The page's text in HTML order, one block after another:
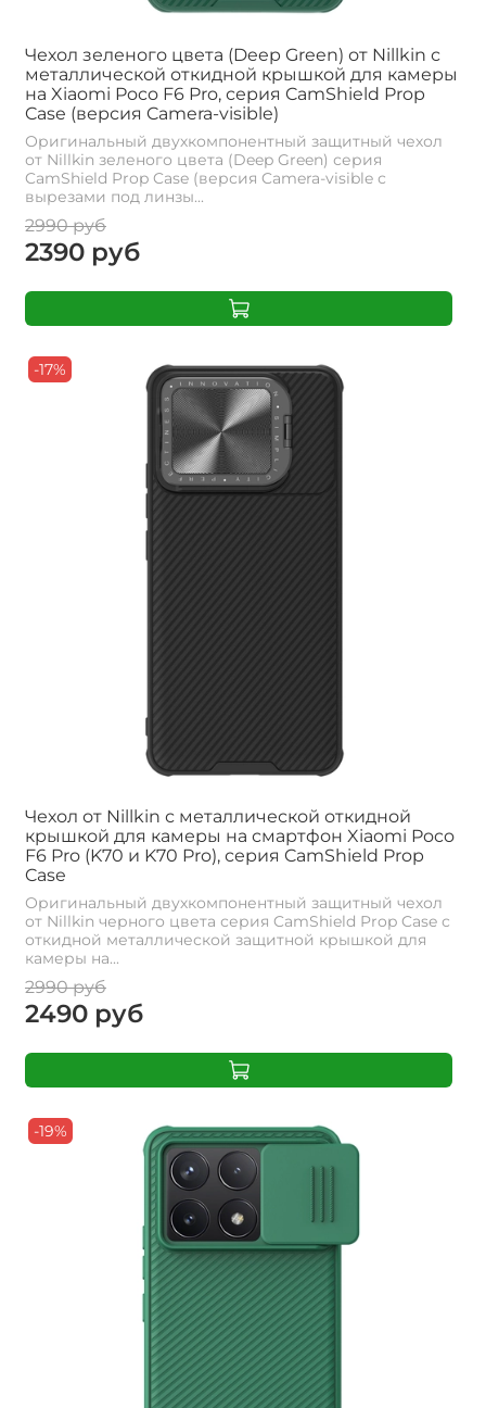
Чехол зеленого цвета (Deep Green) от Nillkin с
металлической откидной крышкой для камеры
на Xiaomi Poco F6 Pro, серия CamShield Prop
Case (версия Camera-visible)
Оригинальный двухкомпонентный защитный чехол
от Nillkin зеленого цвета (Deep Green) серия
CamShield Prop Case (версия Camera-visible с
вырезами под линзы...
2990 руб
2390 руб
-17%
Чехол от Nillkin с металлической откидной
крышкой для камеры на смартфон Xiaomi Poco
F6 Pro (K70 и K70 Pro), серия CamShield Prop
Case
Оригинальный двухкомпонентный защитный чехол
от Nillkin черного цвета серия CamShield Prop Case с
откидной металлической защитной крышкой для
камеры на...
2990 руб
2490 руб
-19%